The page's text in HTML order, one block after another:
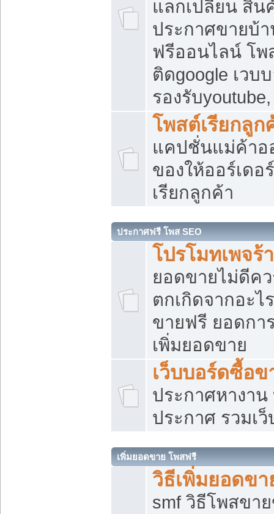
แลกเปลี่ยน สิน
ประกาศขายบ้
ฟรีออนไลน์ โพ
ติดgoogle เวบ
รองรับ
โพสต์เรียกลูก
แคปชั่นแม่ค้าอ
ของให้ออร์เดอ
เรียกลูกค้า
ประกาศฟรี โพส SEO
โปรโมทเพจร้
ยอดขายไม่ดีค
ตกเกิดจากอะไ
ขายฟรี ยอดกา
เพิ่มยอดขาย
เว็บบอร์ดซื้อข
ประกาศหางาน
ประกาศ รวมเ
เพิ่มยอดขาย โพสฟรี
วิธีเพิ่มยอดข
smf วิธีโพสขา